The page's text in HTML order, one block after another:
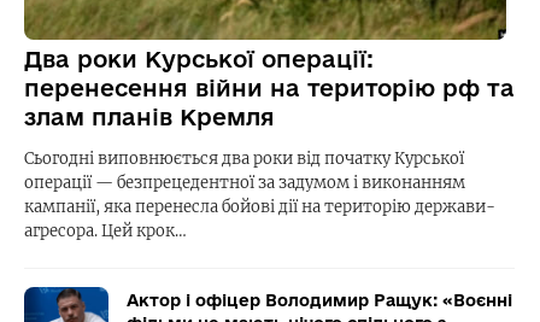
Два роки Курської операції:
перенесення війни на територію рф та
злам планів Кремля
Сьогодні виповнюється два роки від початку Курської
операції — безпрецедентної за задумом і виконанням
кампанії, яка перенесла бойові дії на територію держави-
агресора. Цей крок…
Актор і офіцер Володимир Ращук: «Воєнні